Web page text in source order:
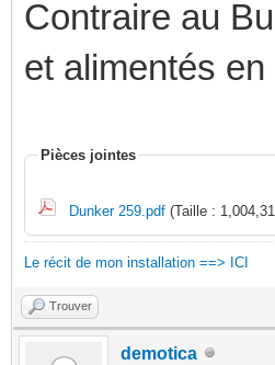
Contraire au
et alimentés
Pièces jointes
Dunker 259.pdf (Taille :
Le récit de mon installation ==> ICI
Trouver
demotica